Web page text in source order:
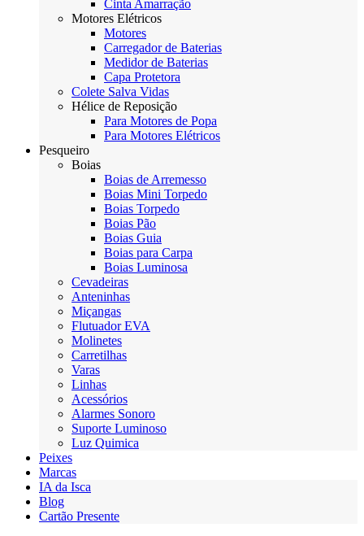
Cinta Amarração
Motores Elétricos
Motores
Carregador de Baterias
Medidor de Baterias
Capa Protetora
Colete Salva Vidas
Hélice de Reposição
Para Motores de Popa
Para Motores Elétricos
Pesqueiro
Boias
Boias de Arremesso
Boias Mini Torpedo
Boias Torpedo
Boias Pão
Boias Guia
Boias para Carpa
Boias Luminosa
Cevadeiras
Anteninhas
Miçangas
Flutuador EVA
Molinetes
Carretilhas
Varas
Linhas
Acessórios
Alarmes Sonoro
Suporte Luminoso
Luz Quimica
Peixes
Marcas
IA da Isca
Blog
Cartão Presente